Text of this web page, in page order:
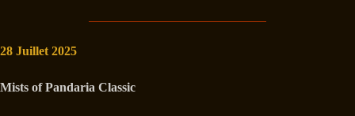
28 Juillet 2025
Mists of Pandaria Classic